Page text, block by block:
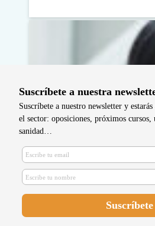
Qué es la
su importancia
Suscríbete a nuestra
Suscríbete a nuestro newsletter y
el sector: oposiciones, próximos
sanidad…